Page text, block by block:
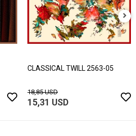
CLASSICAL TWILL 2563-05
18,85 USD
15,31 USD